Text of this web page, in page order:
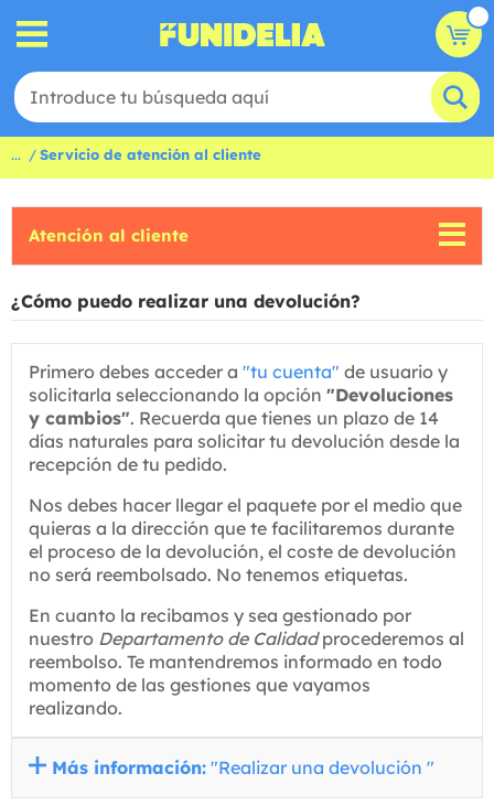
... Servicio de atención al cliente
Atención al cliente
¿Cómo puedo realizar una devolución?
Primero debes acceder a "tu cuenta" de usuario y
solicitarla seleccionando la opción "Devoluciones
y cambios". Recuerda que tienes un plazo de 14
días naturales para solicitar tu devolución desde la
recepción de tu pedido.
Nos debes hacer llegar el paquete por el medio que
quieras a la dirección que te facilitaremos durante
el proceso de la devolución, el coste de devolución
no será reembolsado. No tenemos etiquetas.
En cuanto la recibamos y sea gestionado por
nuestro Departamento de Calidadprocederemos al
reembolso. Te mantendremos informado en todo
momento de las gestiones que vayamos
realizando.
Más información: "Realizar una devolución "